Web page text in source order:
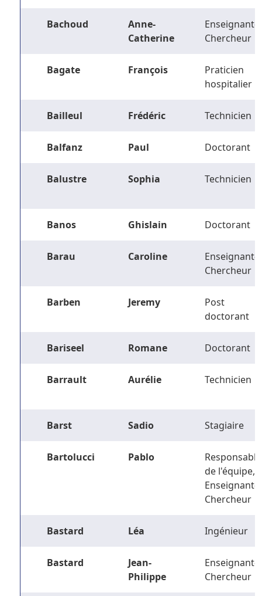
Bachoud
Anne-
Catherine
Enseignant-
Chercheur
Bagate François
Praticien
hospitalier
Bailleul Frédéric Technicien
Balfanz Paul Doctorant
Balustre Sophia Technicien
Banos Ghislain Doctorant
Barau Caroline
Enseignant-
Chercheur
Barben Jeremy
Post
doctorant
Bariseel Romane Doctorant
Barrault Aurélie Technicien
Barst Sadio Stagiaire
Bartolucci Pablo
Responsable
de l'équipe,
Enseignant-
Chercheur
Bastard Léa Ingénieur
Bastard
Jean-
Philippe
Enseignant-
Chercheur